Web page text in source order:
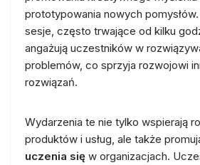
prototypowania nowych
sesje, często trwające od kilku
angażują uczestników w
problemów, co sprzyja rozwojowi
rozwiązań.
Wydarzenia te nie tylko wspierają
produktów i usług, ale także
uczenia się w organizacjach.